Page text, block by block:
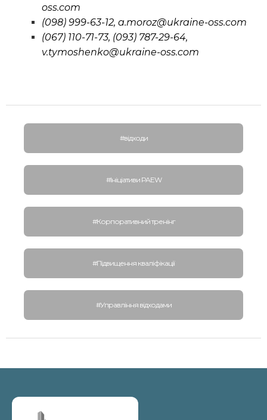
oss.com
(098) 999-63-12, a.moroz@ukraine-oss.com
(067) 110-71-73, (093) 787-29-64,
v.tymoshenko@ukraine-oss.com
#відходи
#Ініціативи PAEW
#Корпоративний тренінг
#Підвищення кваліфікації
#Управління відходами